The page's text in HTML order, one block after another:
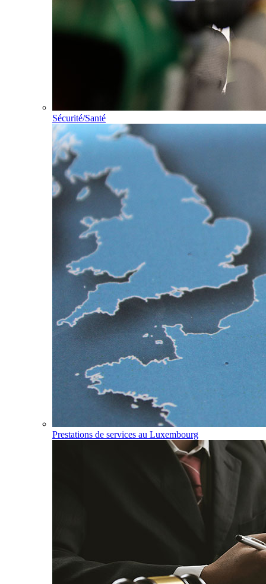
Sécurité/Santé
Prestations de services au Luxembourg